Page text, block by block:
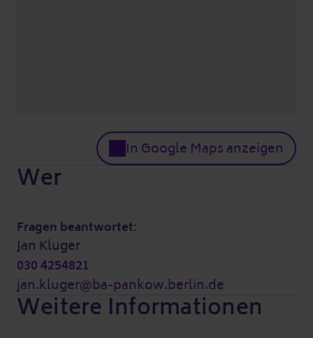
In Google Maps anzeigen
Wer
Fragen beantwortet:
Jan Kluger
030 4254821
jan.kluger@ba-pankow.berlin.de
Weitere Informationen